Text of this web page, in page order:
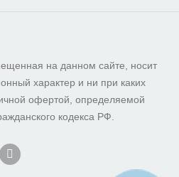
на данном сайте, носит
характер и ни при каких
офертой, определяемой
кодекса РФ.